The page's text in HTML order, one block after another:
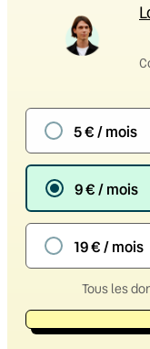
5 € / mois
9 € / mois
19 € / mois
Tous les